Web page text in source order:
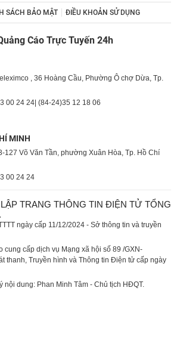
SÁCH BẢO MẬT ĐIỀU KHOẢN SỬ DỤNG
Cáo Trực Tuyến 24h
, 36 Hoàng Cầu, Phường Ô chợ Dừa, Tp.
00 24 24 | (84-24)35 12 18 06
MINH
127 Võ Văn Tần, phường Xuân Hòa, Tp. Hồ Chí
00 24 24
TRANG THÔNG TIN ĐIỆN TỬ TỔNG
ngày cấp 11/12/2024 - Sở thông tin và truyền
cung cấp dịch vụ Mạng xã hội số 89 /GXN-
thanh, Truyền hình và Thông tin Điện tử cấp ngày
nội dung: Phan Minh Tâm - Chủ tịch HĐQT.